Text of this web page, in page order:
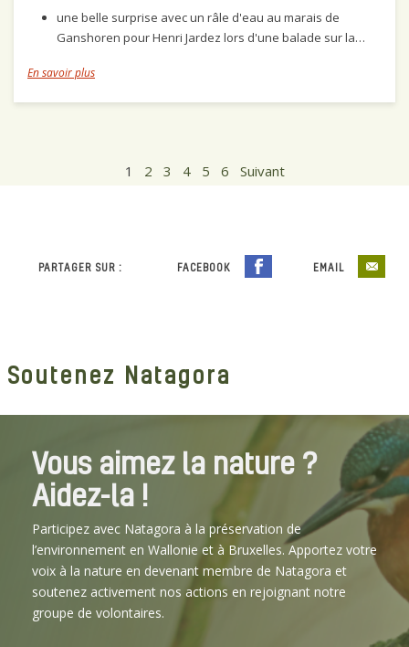
une belle surprise avec un râle d'eau au marais de
Ganshoren pour Henri Jardez lors d'une balade sur la…
En savoir plus
1 2 3 4 5 6 Suivant
PARTAGER SUR : FACEBOOK EMAIL
Soutenez Natagora
Vous aimez la nature ?
Aidez-la !
Participez avec Natagora à la préservation de
l’environnement en Wallonie et à Bruxelles. Apportez votre
voix à la nature en devenant membre de Natagora et
soutenez activement nos actions en rejoignant notre
groupe de volontaires.